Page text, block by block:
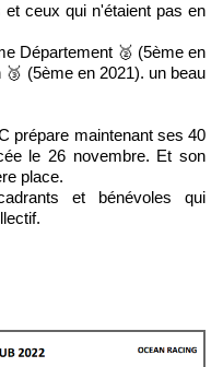
ceux qui n'étaient pas en
Département 🥈 (5ème en
(5ème en 2021). un beau
prépare maintenant ses 40
le 26 novembre. Et son
place.
et bénévoles qui